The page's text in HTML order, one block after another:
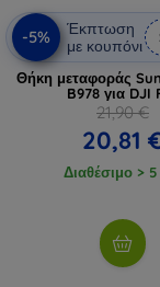
-5%
Έκπτωση
με κουπόνι
Θήκη μεταφοράς
B978 για DJI
21,90 €
20,81
Διαθέσιμο > 5